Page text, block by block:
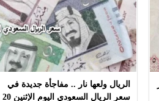
الريال ولعها نار .. مفاجأة جديدة في
سعر الريال السعودي اليوم الإثنين 20